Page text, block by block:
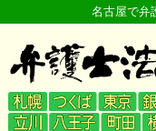
名古屋で弁